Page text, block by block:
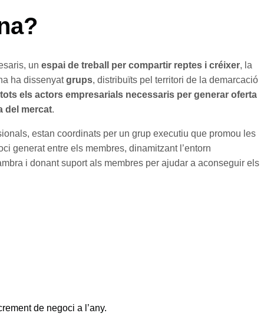
un espai de treball per compartir reptes i créixer, la
ha dissenyatgrups, distribuïts pel territori de la demarcació
tots els actors empresarials necessaris per generar oferta
del mercat.
estan coordinats per un grup executiu que promou les
generat entre els membres, dinamitzant l’entorn
i donant suport als membres per ajudar a aconseguir els
de negoci a l’any.